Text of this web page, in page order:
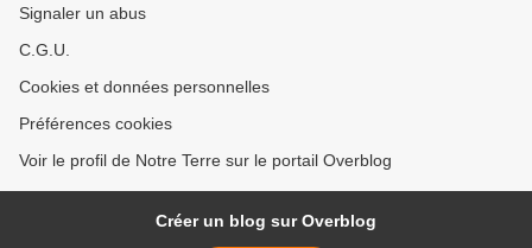
Signaler un abus
C.G.U.
Cookies et données personnelles
Préférences cookies
Voir le profil de Notre Terre sur le portail Overblog
Créer un blog sur Overblog